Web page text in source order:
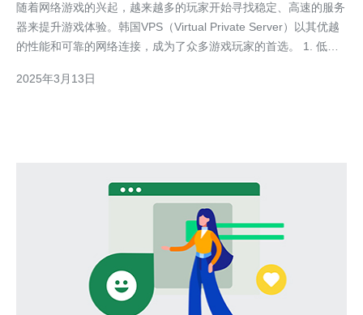
随着网络游戏的兴起，越来越多的玩家开始寻找稳定、高速的服务
器来提升游戏体验。韩国VPS（Virtual Private Server）以其优越
的性能和可靠的网络连接，成为了众多游戏玩家的首选。 1. 低延
中的实时反应，减少因网络延迟带来的不便。 2. 稳定性：韩国
2025年3月13日